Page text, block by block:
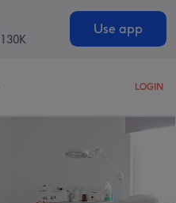
130K
Use app
LOGIN